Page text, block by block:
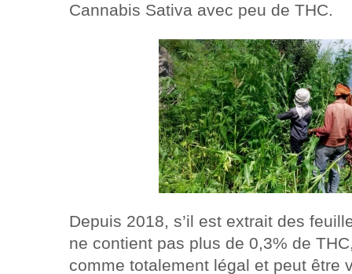
Cannabis Sativa avec peu de THC.
Depuis 2018, s’il est extrait des
ne contient pas plus de 0,3% de
comme totalement légal et peut être